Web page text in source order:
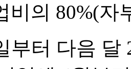
비의 80%(자
부터 다음